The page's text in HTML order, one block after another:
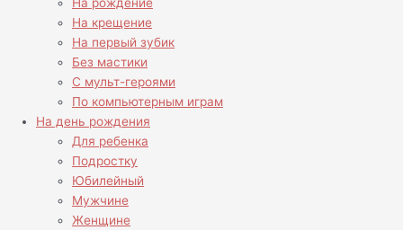
На рождение
На крещение
На первый зубик
Без мастики
С мульт-героями
По компьютерным играм
На день рождения
Для ребенка
Подростку
Юбилейный
Мужчине
Женщине